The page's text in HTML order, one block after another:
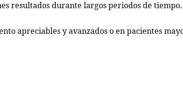
resultados durante largos periodos de tiempo.
apreciables y avanzados o en pacientes